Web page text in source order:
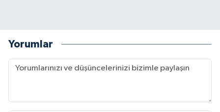
Yorumlar